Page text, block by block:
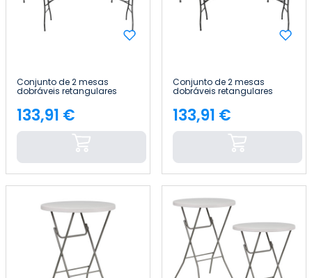
Conjunto de 2 mesas
dobráveis retangulares
para catering, 180 x 74 cm
Thinia Home
Preço
133,91 €
Conjunto de 2 mesas
dobráveis retangulares
para catering, 180 x 74 cm
Thinia Home
Preço
133,91 €